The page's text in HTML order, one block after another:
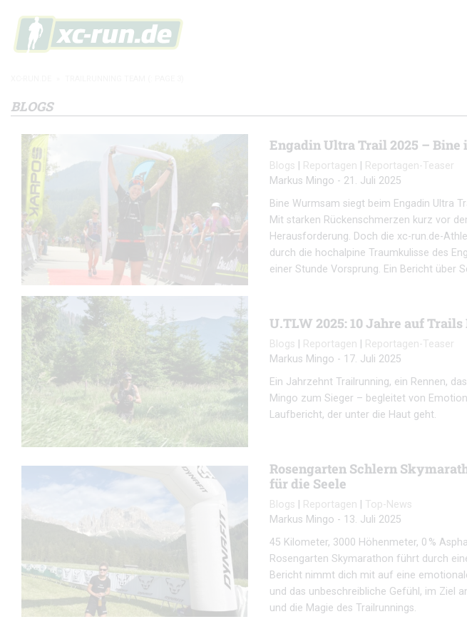
BLOGS
Engadin Ultra Trail 2025 –
Blogs Reportagen
Reportagen-Teaser
Markus Mingo - 21. Juli 2025
Bine Wurmsam siegt beim Engadin Ultra
Mit starken Rückenschmerzen kurz vor
Herausforderung. Doch die xc-run.de-
durch die hochalpine Traumkulisse des
einer Stunde Vorsprung. Ein Bericht über
U.TLW 2025: 10 Jahre auf Trails
Blogs Reportagen
Reportagen-Teaser
Markus Mingo - 17. Juli 2025
Ein Jahrzehnt Trailrunning, ein Rennen,
Mingo zum Sieger – begleitet von
Laufbericht, der unter die Haut geht.
Rosengarten Schlern
für die Seele
Blogs Reportagen
Top-News
Markus Mingo - 13. Juli 2025
45 Kilometer, 3000 Höhenmeter, 0 %
Rosengarten Skymarathon führt durch
Bericht nimmt dich mit auf eine
und das unbeschreibliche Gefühl, im Ziel
und die Magie des Trailrunnings.